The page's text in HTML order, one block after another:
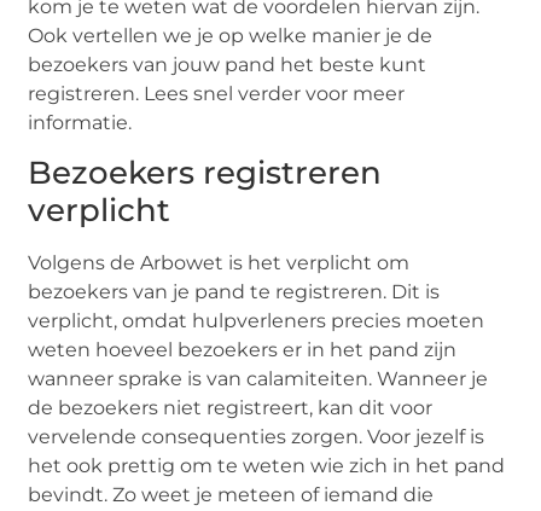
kom je te weten wat de voordelen hiervan zijn.
Ook vertellen we je op welke manier je de
bezoekers van jouw pand het beste kunt
registreren. Lees snel verder voor meer
informatie.
Bezoekers registreren
verplicht
Volgens de Arbowet is het verplicht om
bezoekers van je pand te registreren. Dit is
verplicht, omdat hulpverleners precies moeten
weten hoeveel bezoekers er in het pand zijn
wanneer sprake is van calamiteiten. Wanneer je
de bezoekers niet registreert, kan dit voor
vervelende consequenties zorgen. Voor jezelf is
het ook prettig om te weten wie zich in het pand
bevindt. Zo weet je meteen of iemand die